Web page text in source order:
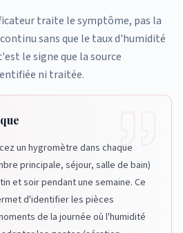
traite le symptôme, pas la
sans que le taux d'humidité
le signe que la source
ni traitée.
un hygromètre dans chaque
principale, séjour, salle de bain)
et soir pendant une semaine. Ce
d'identifier les pièces
de la journée où l'humidité